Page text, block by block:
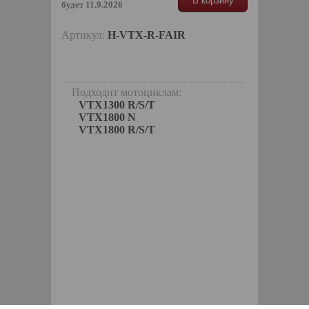
будет 11.9.2026
Артикул: H-VTX-R-FAIR
Подходит мотоциклам:
VTX1300 R/S/T
VTX1800 N
VTX1800 R/S/T